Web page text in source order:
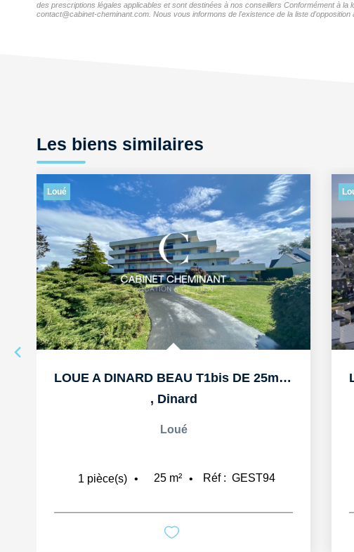
des prescriptions légales applicables et sont destinées à nos conseillers Conformément à
contact@cabinet-cheminant.com. Nous vous informons de l'existence de la liste
Les biens similaires
Loué
LOUE A DINARD BEAU T1bis DE 25m2 AU PORT BLANC
, Dinard
Loué
1 pièce(s) 25 m² Réf : GEST94